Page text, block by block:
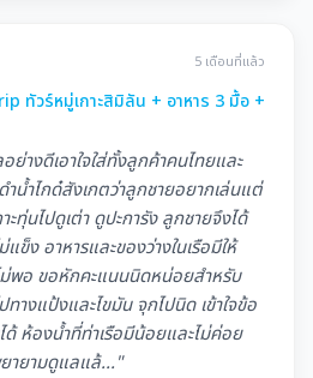
5 เดือนที่แล้ว
ทัวร์หมู่เกาะสิมิลัน + อาหาร 3 มื้อ +
างดีเอาใจใส่ทั้งลูกค้าคนไทยและ
นํ้าไกด๋สังเกตว่าลูกชายอยากเล่นแต่
ะทุ่นไปดูเต่า ดูปะการัง ลูกชายจึงได้
ข็ง อาหารและของว่างในเรือมีให้
ม่พอ ขอหักคะแนนนิดหน่อยสำหรับ
ทางแป้งและไขมัน จุกไปนิด เข้าใจข้อ
ด้ ห้องนํ้าที่ท่าเรือมีน้อยและไม่ค่อย
ายามดูแลแล้..."